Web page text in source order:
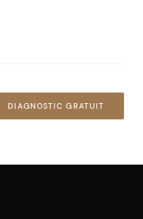
DIAGNOSTIC GRATUIT